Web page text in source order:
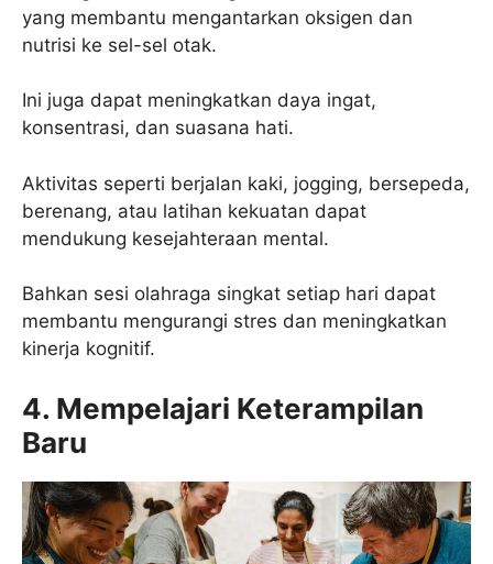
yang membantu mengantarkan oksigen dan
nutrisi ke sel-sel otak.
Ini juga dapat meningkatkan daya ingat,
konsentrasi, dan suasana hati.
Aktivitas seperti berjalan kaki, jogging, bersepeda,
berenang, atau latihan kekuatan dapat
mendukung kesejahteraan mental.
Bahkan sesi olahraga singkat setiap hari dapat
membantu mengurangi stres dan meningkatkan
kinerja kognitif.
4. Mempelajari Keterampilan
Baru